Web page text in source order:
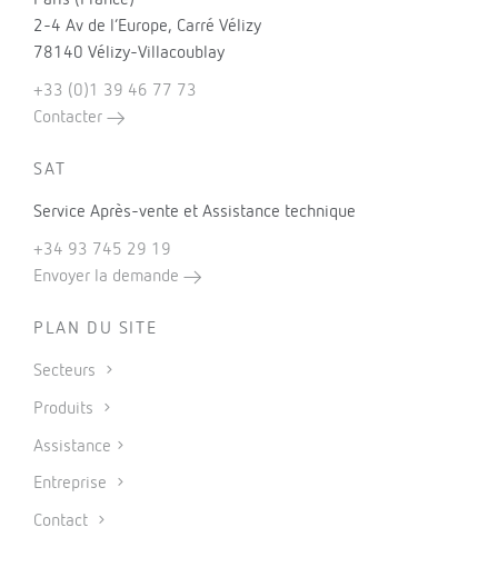
2-4 Av de l’Europe, Carré Vélizy
78140 Vélizy-Villacoublay
+33 (0)1 39 46 77 73
Contacter
SAT
Service Après-vente et Assistance technique
+34 93 745 29 19
Envoyer la demande
PLAN DU SITE
Secteurs
Produits
Assistance
Entreprise
Contact